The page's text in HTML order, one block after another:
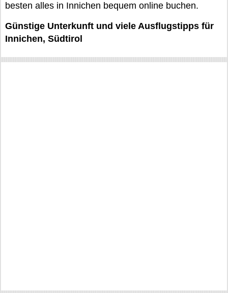
besten alles in Innichen bequem online buchen.
Günstige Unterkunft und viele Ausflugstipps für
Innichen, Südtirol